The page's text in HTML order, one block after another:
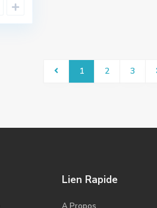
1 2 3
Lien Rapide